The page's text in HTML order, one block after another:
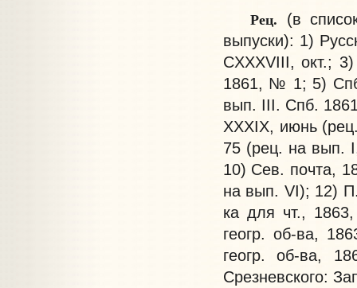
Рец. (в
выпуски): 1)
CXXXVIII, окт.;
1861, № 1; 5)
вып. III. Спб.
XXXIX, июнь
75 (рец. на вып.
10) Сев. почта,
на вып. VI); 12)
ка для чт.,
геогр. об-ва,
геогр. об-ва,
Срезневского: